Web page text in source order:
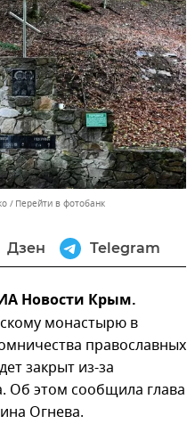
Перейти в фотобанк
Дзен Telegram
Новости Крым.
монастырю в
православных
закрыт из-за
Об этом сообщила глава
Огнева.